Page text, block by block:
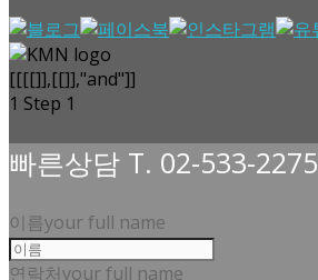
[[[[]],[[]],"and"]]
1 Step 1
빠른상담 T. 02-533-2275
이름your full name
연락처your full name